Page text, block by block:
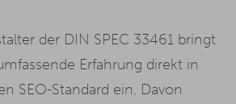
der DIN SPEC 33461 bringt
Erfahrung direkt in
SEO-Standard ein. Davon